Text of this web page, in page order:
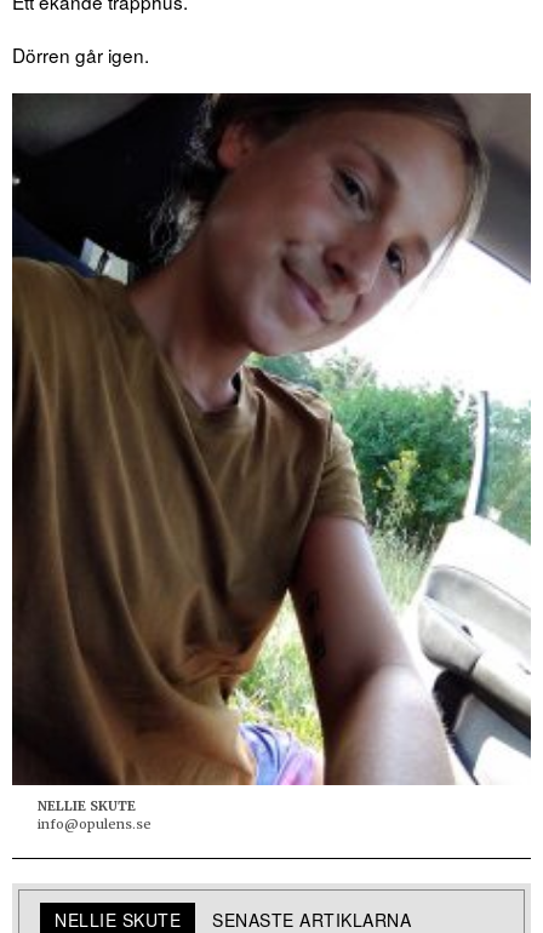
Dörren går igen.
NELLIE SKUTE
info@opulens.se
NELLIE SKUTE SENASTE ARTIKLARNA